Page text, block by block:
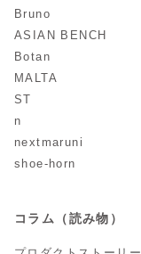
Bruno
ASIAN BENCH
Botan
MALTA
ST
n
nextmaruni
shoe-horn
コラム（読み物）